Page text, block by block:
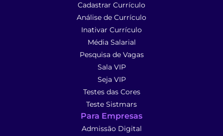
Cadastrar Currículo
Análise de Currículo
Inativar Currículo
Média Salarial
Pesquisa de Vagas
Sala VIP
Seja VIP
Testes das Cores
Teste Sistmars
Para Empresas
Admissão Digital